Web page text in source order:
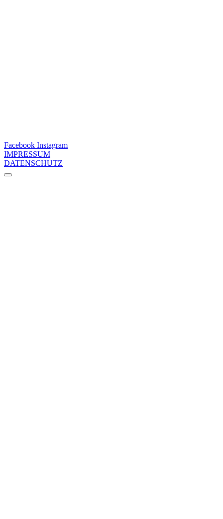
Facebook Instagram
IMPRESSUM
DATENSCHUTZ